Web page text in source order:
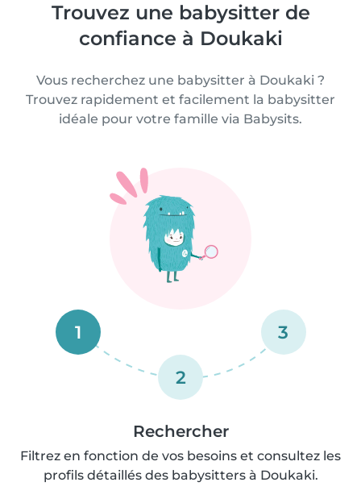
Trouvez une babysitter de
confiance à Doukaki
Vous recherchez une babysitter à Doukaki ?
Trouvez rapidement et facilement la babysitter
idéale pour votre famille via Babysits.
1
2
3
Rechercher
Filtrez en fonction de vos besoins et consultez les
profils détaillés des babysitters à Doukaki.